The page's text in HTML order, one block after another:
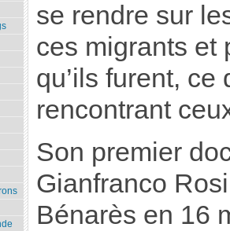
se rendre sur
ces migrants et
qu’ils furent, ce
rencontrant
Son premier
Gianfranco
Bénarès en 16